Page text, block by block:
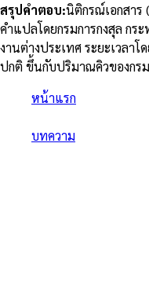
สรุปคำตอบ:นิติกรณ์เอกสาร
คำแปลโดยกรมการกงสุล กร
งานต่างประเทศ ระยะเวลา
ปกติ ขึ้นกับปริมาณคิวของกรม
หน้าแรก
บทความ